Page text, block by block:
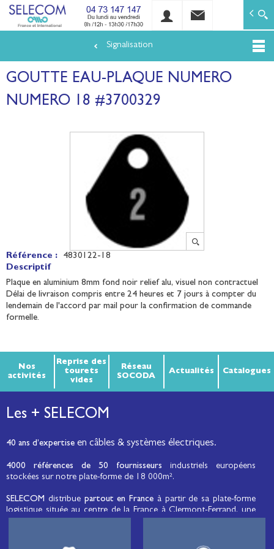
au
contenu
SELECOM
Matériels de réseaux électriques basse tension et
Signalisation
GOUTTE EAU-PLAQUE NUMERO
NUMERO 18 #3700329
Référence :
4830122-18
Descriptif
Plaque en aluminium 8mm fond noir relief alu, visuel non contractuel
Délai de livraison compris entre 24 heures et 7 jours à compter du
lendemain de l'accord par mail pour la confirmation de commande
formelle.
Nos
activités
Reprise des
tourets
vides
Réseau
SOCODA
Actualités Catalogues
Les + SELECOM
40 ans d’expertise en câbles & systèmes électriques.
4000 références de 50 fournisseurs industriels européens
stockées sur notre plate-forme de 18 000m².
SELECOM distribue partout en France à partir de sa plate-forme
logistique située au centre de la France à Clermont-Ferrand, une
, de matériel